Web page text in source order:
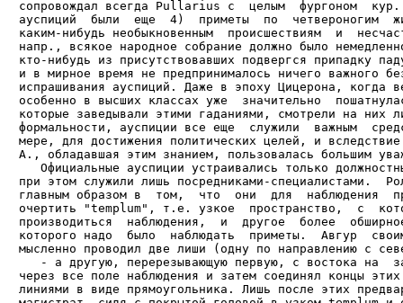
сопровождал всегда Pullarius с  целым  фургоном
ауспиций  были  еще  4)  приметы  по  четвероногим
каким-нибудь необыкновенным  происшествиям  и
напр., всякое народное собрание должно было
кто-нибудь из присутствовавших подвергся припадку
и в мирное время не предпринималось ничего важного
испрашивания ауспиций. Даже в эпоху Цицерона, когда
особенно в высших классах уже  значительно
которые заведывали этими гаданиями, смотрели на них
формальности, ауспиции все еще  служили  важным
мере, для достижения политических целей, и
А., обладавшая этим знанием, пользовалась большим
Официальные ауспиции устраивались только
при этом служили лишь посредниками-специалистами.
главным образом в  том,  что  они  для  наблюдения
очертить "templum", т.е. узкое  пространство,  с
производиться  наблюдения,  и  другое  более
которого надо  было  наблюдать  приметы.  Авгур
мысленно проводил две лиши (одну по направлению с
- а другую, перерезывающую первую, с востока на
через все поле наблюдения и затем соединял концы
линиями в виде прямоугольника. Лишь после этих